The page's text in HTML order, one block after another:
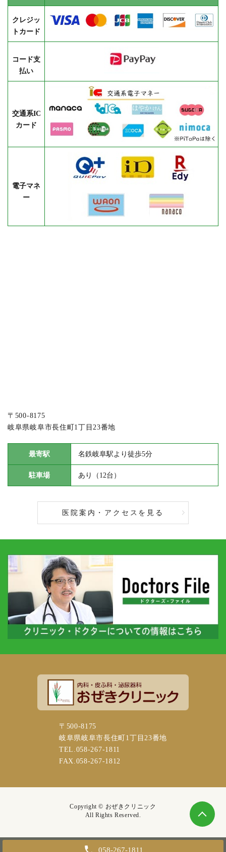
クレジッ
トカード
コード支
払い
交通系IC
カード
電子マネ
ー
〒500-8175
岐阜県岐阜市長住町1丁目23番地
最寄駅 名鉄岐阜駅より徒歩5分
駐車場 あり（12台）
医院案内・アクセスを見る
〒500-8175
岐阜県岐阜市長住町1丁目23番地
TEL.058-267-1811
FAX.058-267-1812
Copyright © おぜきクリニック
All Rights Reserved.